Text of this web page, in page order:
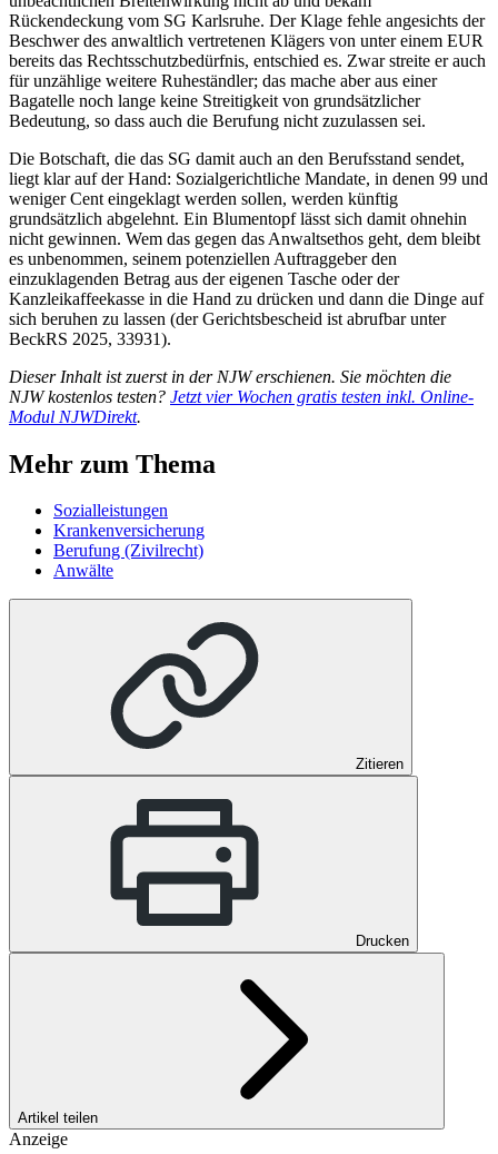
Rückendeckung vom SG Karlsruhe. Der Klage fehle angesichts der
Beschwer des anwaltlich vertretenen Klägers von unter einem EUR
bereits das Rechtsschutzbedürfnis, entschied es. Zwar streite er auch
für unzählige weitere Ruheständler; das mache aber aus einer
Bagatelle noch lange keine Streitigkeit von grundsätzlicher
Bedeutung, so dass auch die Berufung nicht zuzulassen sei.
Die Botschaft, die das SG damit auch an den Berufsstand sendet,
liegt klar auf der Hand: Sozialgerichtliche Mandate, in denen 99 und
weniger Cent eingeklagt werden sollen, werden künftig
grundsätzlich abgelehnt. Ein Blumentopf lässt sich damit ohnehin
nicht gewinnen. Wem das gegen das Anwaltsethos geht, dem bleibt
es unbenommen, seinem potenziellen Auftraggeber den
einzuklagenden Betrag aus der eigenen Tasche oder der
Kanzleikaffeekasse in die Hand zu drücken und dann die Dinge auf
sich beruhen zu lassen (der Gerichtsbescheid ist abrufbar unter
BeckRS 2025, 33931).
Dieser Inhalt ist zuerst in der NJW erschienen. Sie möchten die
NJW kostenlos testen? Jetzt vier Wochen gratis testen inkl. Online-
Modul NJWDirekt.
Mehr zum Thema
Sozialleistungen
Krankenversicherung
Berufung (Zivilrecht)
Anwälte
Zitieren
Drucken
Artikel teilen
Anzeige